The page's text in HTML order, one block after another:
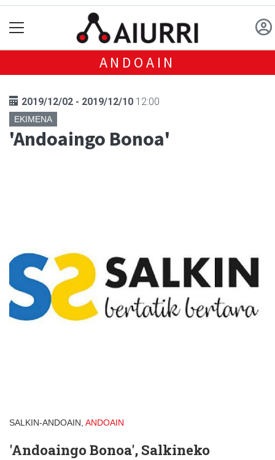
ANDOAIN
2019/12/02 - 2019/12/10 12:00
EKIMENA
'Andoaingo Bonoa'
SALKIN-ANDOAIN, ANDOAIN
'Andoaingo Bonoa', Salkineko